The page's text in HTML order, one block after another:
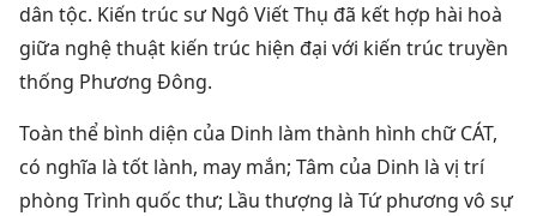
dân tộc. Kiến trúc sư Ngô Viết Thụ đã kết hợp hài hoà
giữa nghệ thuật kiến trúc hiện đại với kiến trúc truyền
thống Phương Ðông.
Toàn thể bình diện của Dinh làm thành hình chữ CÁT,
có nghĩa là tốt lành, may mắn; Tâm của Dinh là vị trí
phòng Trình quốc thư; Lầu thượng là Tứ phương vô sự